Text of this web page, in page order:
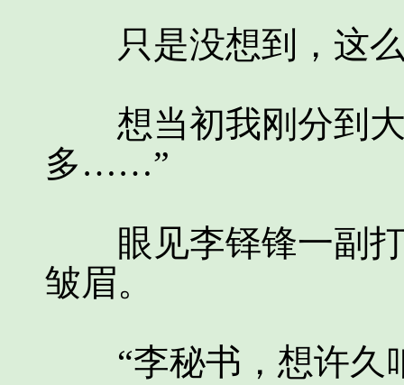
只是没想到，这么
想当初我刚分到大
多……”
眼见李铎锋一副打
皱眉。
“李秘书，想许久